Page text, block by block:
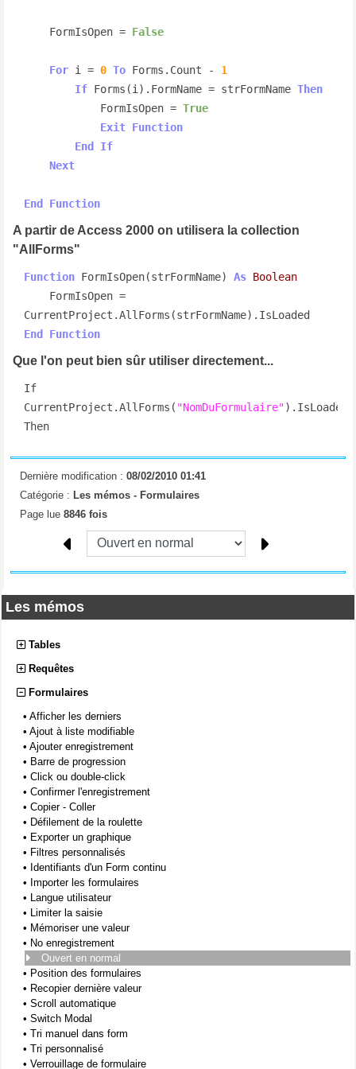
Les mémos
Tables
Requêtes
Formulaires
• Afficher les derniers
• Ajout à liste modifiable
• Ajouter enregistrement
• Barre de progression
• Click ou double-click
• Confirmer l'enregistrement
• Copier - Coller
• Défilement de la roulette
• Exporter un graphique
• Filtres personnalisés
• Identifiants d'un Form continu
• Importer les formulaires
• Langue utilisateur
• Limiter la saisie
• Mémoriser une valeur
• No enregistrement
Ouvert en normal
• Position des formulaires
• Recopier dernière valeur
• Scroll automatique
• Switch Modal
• Tri manuel dans form
• Tri personnalisé
• Verrouillage de formulaire
    FormIsOpen =
False
For i = 0 To Forms.Count - 1
If Forms(i).FormName = strFormName Then
            FormIsOpen =
True
Exit Function
End If
Next
End Function
A partir de Access 2000 on utilisera la collection
"AllForms"
Function FormIsOpen(strFormName) As Boolean
CurrentProject.AllForms(strFormName).IsLoaded
End Function
Que l'on peut bien sûr utiliser directement...
If
CurrentProject.AllForms( "NomDuFormulaire").IsLoaded
Then
Dernière modification : 08/02/2010 01:41
Catégorie : Les mémos - Formulaires
Page lue 8846 fois